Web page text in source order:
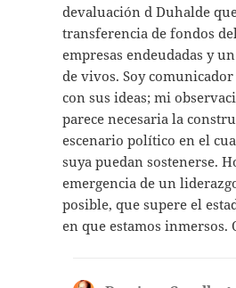
devaluación d Duhalde
transferencia de fondos
empresas endeudadas y
de vivos. Soy
con sus ideas; mi
parece necesaria la
escenario político en el
suya puedan sostenerse.
emergencia de un
posible, que supere el
en que estamos inmersos.